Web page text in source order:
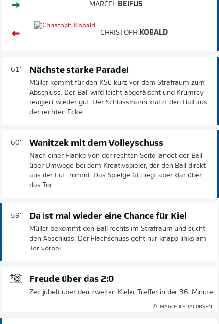
MARCEL BEIFUS
CHRISTOPH KOBALD
61' Nächste starke Parade!
Müller kommt für den KSC kurz vor dem Strafraum zum
Abschluss. Der Ball wird leicht abgefälscht und Krumrey
reagiert wieder gut. Der Schlussmann kratzt den Ball aus
der rechten Ecke.
60' Wanitzek mit dem Volleyschuss
Nach einer Flanke von der rechten Seite landet der Ball
über Umwege bei dem Kreativspieler, der den Ball direkt
aus der Luft nimmt. Das Spielgerät fliegt aber klar über
das Tor.
59' Da ist mal wieder eine Chance für Kiel
Müller bekommt den Ball rechts im Strafraum und sucht
den Abschluss. Der Flachschuss geht nur knapp links am
Tor vorbei.
Freude über das 2:0
Zec jubelt über den zweiten Kieler Treffer in der 36. Minute.
© IMAGO/OLE JACOBSEN